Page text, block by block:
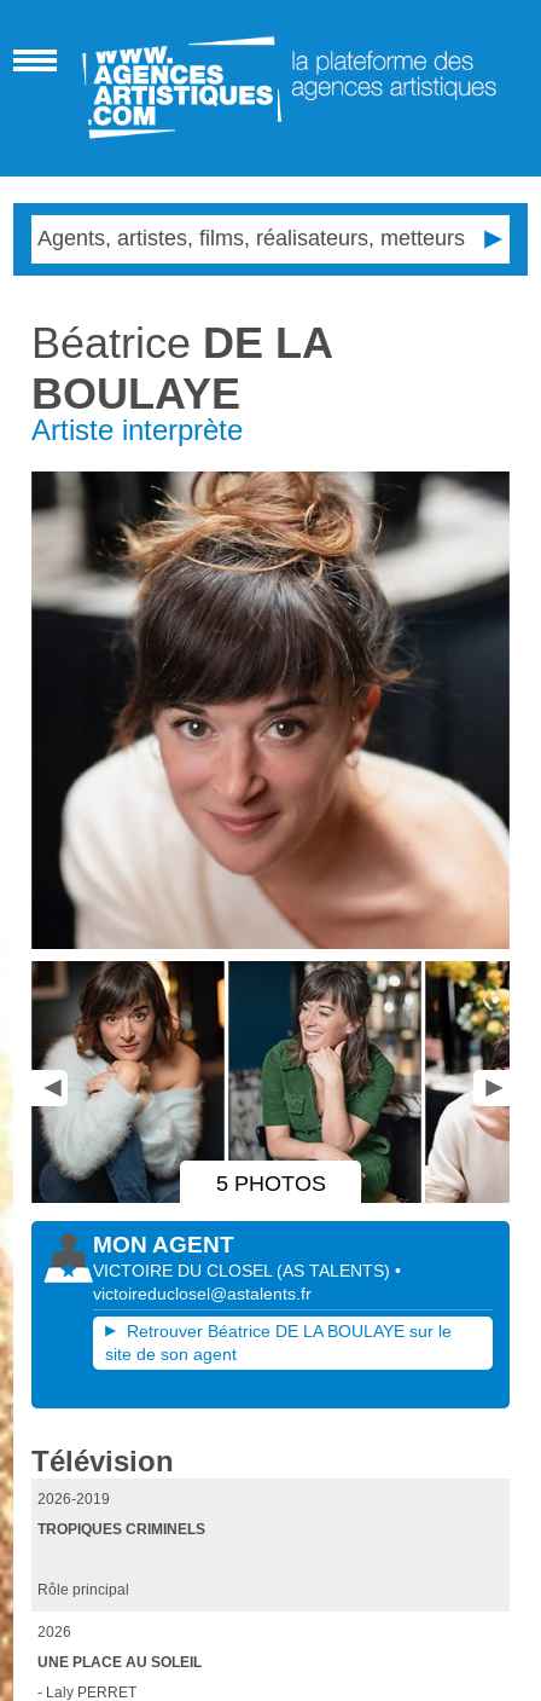
Béatrice DE LA
BOULAYE
Artiste interprète
5 PHOTOS
MON AGENT
VICTOIRE DU CLOSEL (AS TALENTS)•
victoireduclosel@astalents.fr
Retrouver Béatrice DE LA BOULAYE sur le
site de son agent
Télévision
2026-2019
TROPIQUES CRIMINELS
Rôle principal
2026
UNE PLACE AU SOLEIL
- Laly PERRET